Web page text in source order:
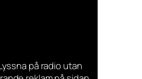
på radio utan